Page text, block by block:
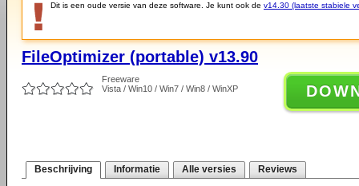
Dit is een oude versie van deze software. Je kunt ook de v14.30 (laatste stabiele
FileOptimizer (portable) v13.90
Freeware
Vista / Win10 / Win7 / Win8 / WinXP
Beschrijving Informatie Alle versies Reviews